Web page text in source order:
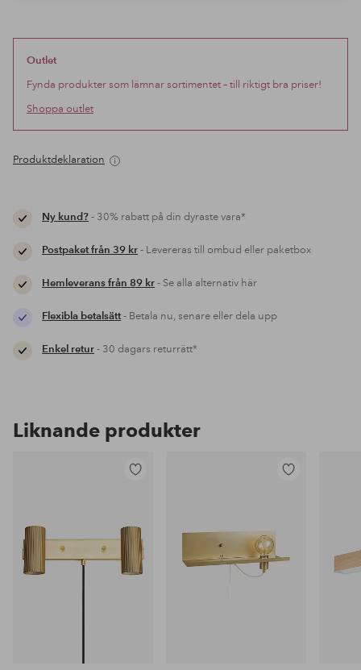
Outlet
Fynda produkter som lämnar sortimentet – till riktigt bra priser!
Shoppa outlet
Produktdeklaration
Ny kund?- 30% rabatt på din dyraste vara*
Postpaket från 39 kr- Levereras till ombud eller paketbox
Hemleverans från 89 kr- Se alla alternativ här
Flexibla betalsätt- Betala nu, senare eller dela upp
Enkel retur- 30 dagars returrätt*
Liknande produkter